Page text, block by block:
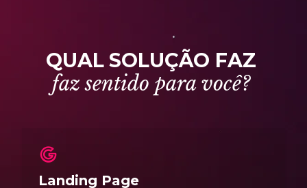
QUAL SOLUÇÃO FAZ
faz sentido para você?
Landing Page